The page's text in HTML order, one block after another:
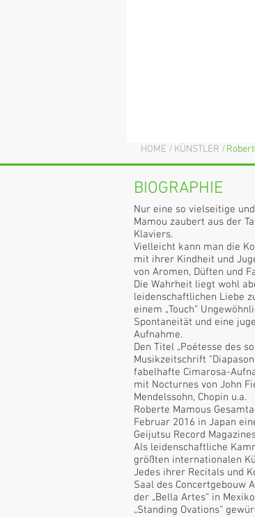
HOME / KÜNSTLER /
BIOGRAPHIE
Nur eine so vielseitige
Mamou zaubert aus der
Klaviers.
Vielleicht kann man die
mit ihrer Kindheit und
von Aromen, Düften und
Die Wahrheit liegt wohl
leidenschaftlichen Liebe
einem „Touch“
Spontaneität und eine
Aufnahme.
Den Titel „Poétesse des
Musikzeitschrift
fabelhafte Cimarosa-
mit Nocturnes von John
Mendelssohn, Chopin u.a.
Roberte Mamous
Februar 2016 in Japan
Geijutsu Record
Als leidenschaftliche
größten internationalen
Jedes ihrer Recitals und
Saal des Concertgebouw
der „Bella Artes“ in
„Standing Ovations“